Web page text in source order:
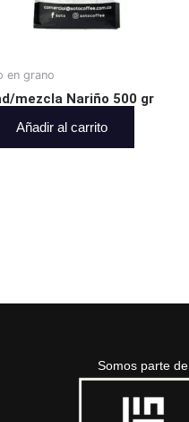
en grano
mezcla Nariño 500 gr
Añadir al carrito
Somos parte de